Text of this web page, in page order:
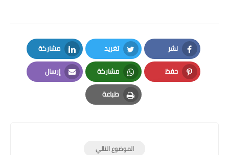
نشر
Facebook
تغريد
Twitter
مشاركة
LinkedIn
حفظ
Pinterest
مشاركة
Whatsapp
إرسال
Email
طباعة
Print
الموضوع التالي